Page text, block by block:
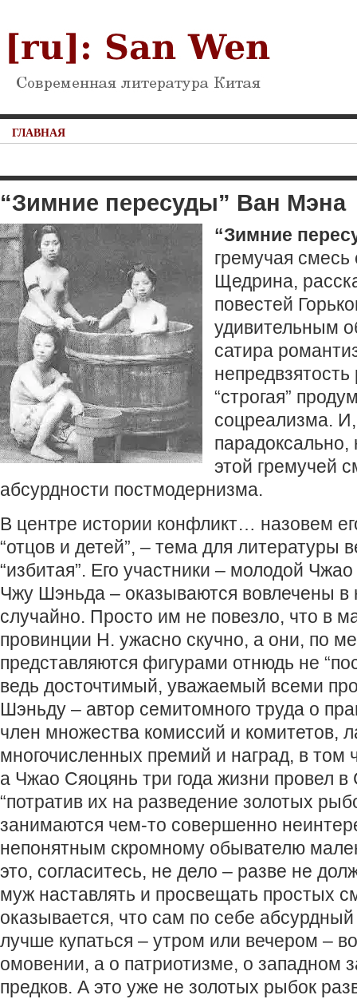
ГЛАВНАЯ
“Зимние пересуды” Ван Мэна
“Зимние
гремучая смесь
Щедрина,
повестей
удивительным
сатира
“строгая”
соцреализма.
этой гремучей
абсурдности постмодернизма.
В центре истории конфликт… назовем
“отцов и детей”, – тема для литературы
“избитая”. Его участники – молодой
Чжу Шэньда – оказываются вовлечены в
случайно. Просто им не повезло, что в
провинции Н. ужасно скучно, а они, по
представляются фигурами отнюдь не
ведь досточтимый, уважаемый всеми
Шэньду – автор семитомного труда о
член множества комиссий и комитетов,
многочисленных премий и наград, в том
а Чжао Сяоцянь три года жизни провел
“потратив их на разведение золотых
занимаются чем-то совершенно
непонятным скромному обывателю
это, согласитесь, не дело – разве не
муж наставлять и просвещать простых
оказывается, что сам по себе
лучше купаться – утром или вечером –
омовении, а о патриотизме, о западном
предков. А это уже не золотых рыбок